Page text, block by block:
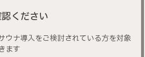
ください
ウナ導入をご検討されている方を対象
ます